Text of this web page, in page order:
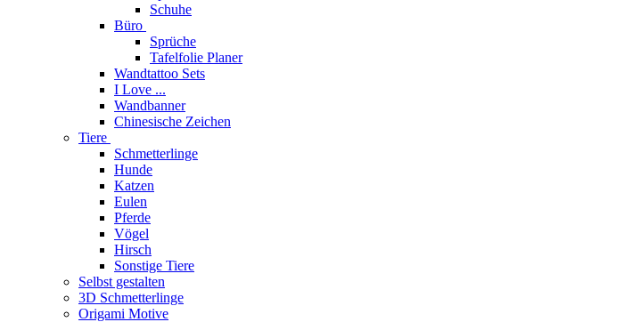
Schuhe
Büro
Sprüche
Tafelfolie Planer
Wandtattoo Sets
I Love ...
Wandbanner
Chinesische Zeichen
Tiere
Schmetterlinge
Hunde
Katzen
Eulen
Pferde
Vögel
Hirsch
Sonstige Tiere
Selbst gestalten
3D Schmetterlinge
Origami Motive